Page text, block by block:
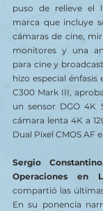
puso de relieve el
marca que incluye
cámaras de cine,
monitores y una
para cine y
hizo especial énfasis
C300 Mark III,
un sensor DGO 4K
cámara lenta 4K a
Dual Pixel CMOS AF
Sergio
Operaciones en
compartió las
En su ponencia